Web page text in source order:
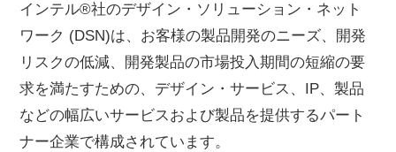
インテル®社のデザイン・ソリューション・ネット
ワーク (DSN)は、お客様の製品開発のニーズ、開発
リスクの低減、開発製品の市場投入期間の短縮の要
求を満たすための、デザイン・サービス、IP、製品
などの幅広いサービスおよび製品を提供するパート
ナー企業で構成されています。